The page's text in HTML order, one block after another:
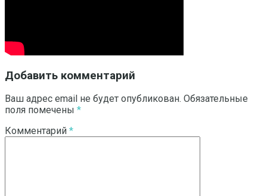
Добавить комментарий
Ваш адрес email не будет опубликован. Обязательные
поля помечены *
Комментарий *